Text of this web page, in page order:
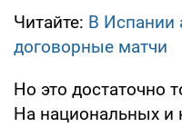
Читайте: В Испании
договорные матчи
Но это достаточно
На национальных и